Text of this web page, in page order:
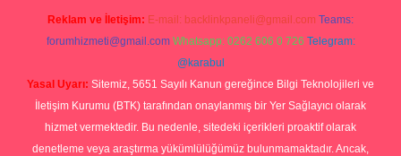
Reklam ve İletişim: E-mail: backlinkpaneli@gmail.com Teams:
forumhizmeti@gmail.com Whatsapp: 0262 606 0 726 Telegram:
@karabul
Yasal Uyarı: Sitemiz, 5651 Sayılı Kanun gereğince Bilgi Teknolojileri ve
İletişim Kurumu (BTK) tarafından onaylanmış bir Yer Sağlayıcı olarak
hizmet vermektedir. Bu nedenle, sitedeki içerikleri proaktif olarak
denetleme veya araştırma yükümlülüğümüz bulunmamaktadır. Ancak,